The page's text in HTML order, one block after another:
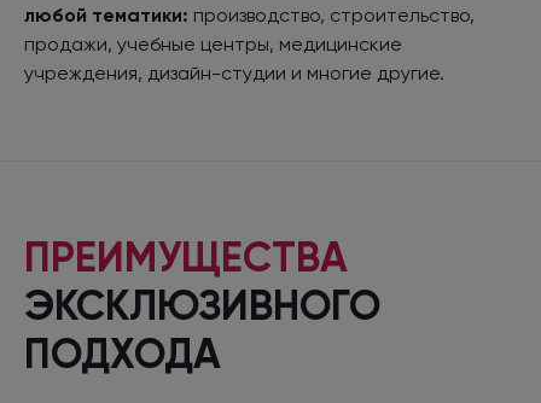
любой тематики: производство, строительство,
продажи, учебные центры, медицинские
учреждения, дизайн-студии и многие другие.
ПРЕИМУЩЕСТВА
ЭКСКЛЮЗИВНОГО
ПОДХОДА